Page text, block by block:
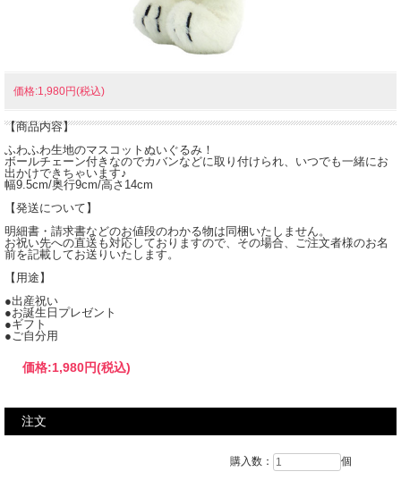
価格:1,980円(税込)
【商品内容】
ふわふわ生地のマスコットぬいぐるみ！
ボールチェーン付きなのでカバンなどに取り付けられ、いつでも一緒にお
出かけできちゃいます♪
幅9.5cm/奥行9cm/高さ14cm
【発送について】
明細書・請求書などのお値段のわかる物は同梱いたしません。
お祝い先への直送も対応しておりますので、その場合、ご注文者様のお名
前を記載してお送りいたします。
【用途】
●出産祝い
●お誕生日プレゼント
●ギフト
●ご自分用
価格:1,980円(税込)
注文
購入数： 個